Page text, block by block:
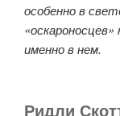
особенно в
именно в нем.
Ридли